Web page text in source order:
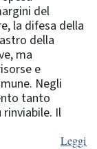
del
la difesa della
della
ma
e
Negli
tanto
Il
Leggi